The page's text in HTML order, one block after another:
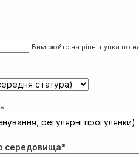
Вимірюйте на рівні пупка по
середовища*